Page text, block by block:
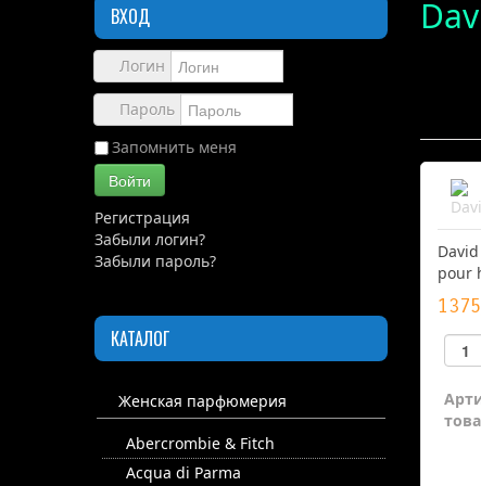
ВХОД
Логин
Пароль
Запомнить меня
Войти
Регистрация
Забыли логин?
Забыли пароль?
КАТАЛОГ
Женская парфюмерия
Abercrombie & Fitch
Acqua di Parma
pour